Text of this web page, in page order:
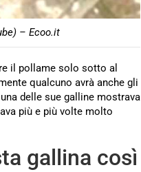
– Ecoo.it
il pollame solo sotto al
qualcuno avrà anche gli
delle sue galline mostrava
più e più volte molto
gallina così